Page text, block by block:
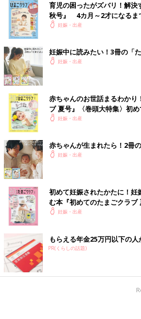
前の話
背中をさすってほし
い【妊娠なめてまし
一覧
育児の困ったがズバリ！解決
秋号』 4カ月～2才になるま
いっぱい！
妊娠・出産
妊娠中に読みたい！3冊の「た
妊娠・出産
赤ちゃんのお世話まるわかり
ブ 夏号』〈巻頭大特集〉初
く！ おっぱい・ミルクの基本
妊娠・出産
赤ちゃんが生まれたら！2冊
妊娠・出産
初めて妊娠されたかたに！妊
む本『初めてのたまごクラブ
妊娠・出産
もらえる年金25万円以下の
PR(くらしの話題)